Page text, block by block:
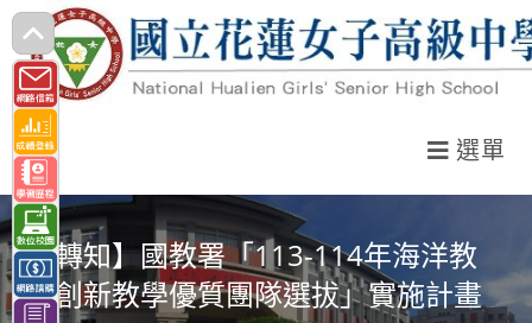
跳
轉
至
主
要
內
容
選單
【轉知】國教署「113-114年海洋教
育創新教學優質團隊選拔」實施計畫